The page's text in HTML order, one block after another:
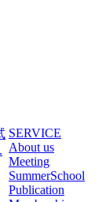
SERVICE
About us
Meeting
SummerSchool
Publication